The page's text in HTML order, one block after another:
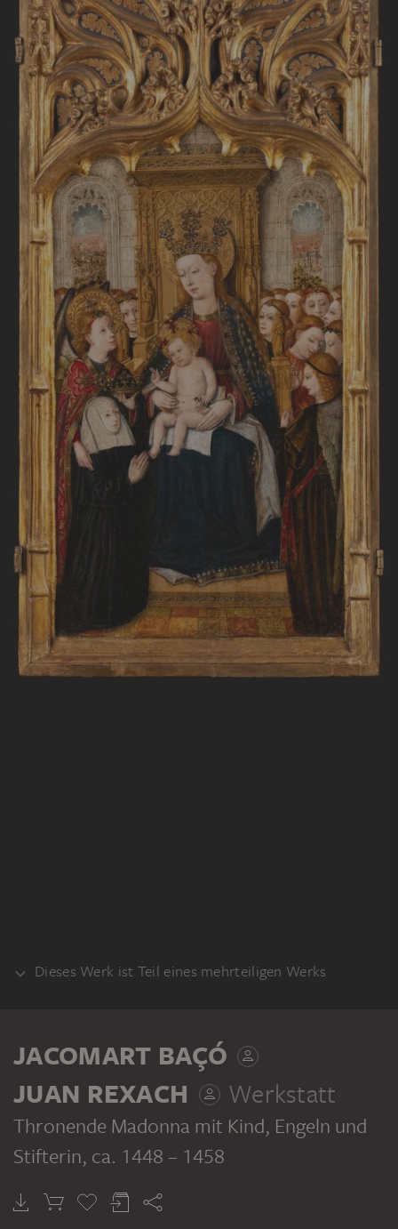
Dieses Werk ist Teil eines mehrteiligen Werks
JACOMART BAÇÓ, JUAN REXACH; WERKSTATT
JACOMART BAÇÓ
JUAN REXACH
Werkstatt
Thronende Madonna mit Kind, Engeln und
Stifterin, ca. 1448 – 1458